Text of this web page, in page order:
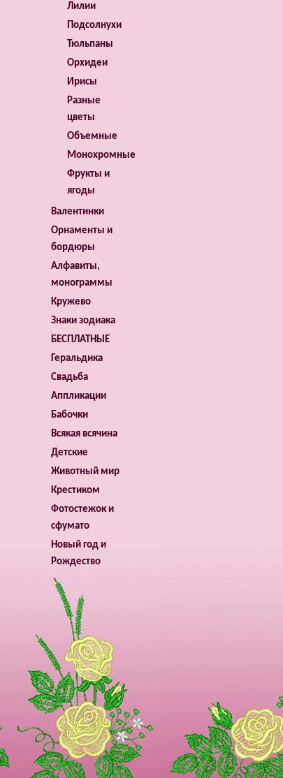
Лилии
Подсолнухи
Тюльпаны
Орхидеи
Ирисы
Разные
цветы
Объемные
Монохромные
Фрукты и
ягоды
Валентинки
Орнаменты и
бордюры
Алфавиты,
монограммы
Кружево
Знаки зодиака
БЕСПЛАТНЫЕ
Геральдика
Свадьба
Аппликации
Бабочки
Всякая всячина
Детские
Животный мир
Крестиком
Фотостежок и
сфумато
Новый год и
Рождество